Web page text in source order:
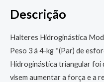
Descrição
Halteres Hidroginástica
Peso 3 á 4-kg *(Par) de
Hidroginástica triangular foi
visem aumentar a força e a